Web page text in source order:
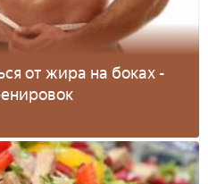
от жира на боках -